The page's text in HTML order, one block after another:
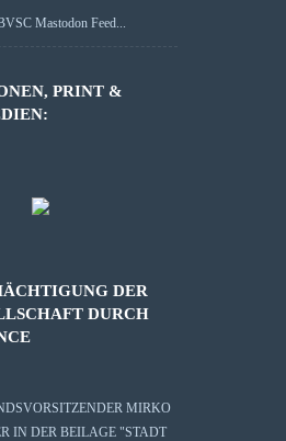
Mastodon Feed...
PRINT &
DER
DURCH
MIRKO
IN DER BEILAGE "STADT